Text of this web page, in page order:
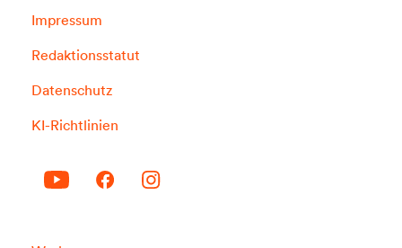
Impressum
Redaktionsstatut
Datenschutz
KI-Richtlinien